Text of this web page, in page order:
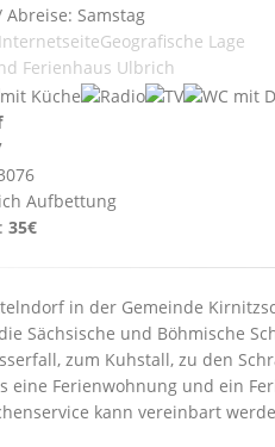
Samstag
InternetseiteGeografische Lage
Ferienhaus Ulbrich
Aufbettung
35€
in der Gemeinde
Sächsische und Böhmische
zum Kuhstall, zu den
eine Ferienwohnung und ein
kann vereinbart